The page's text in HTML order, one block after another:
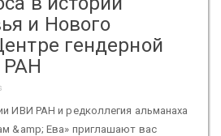
и Нового
гендерной
РАН
ИВИ РАН и редколлегия альманаха
&amp; Ева» приглашают вас